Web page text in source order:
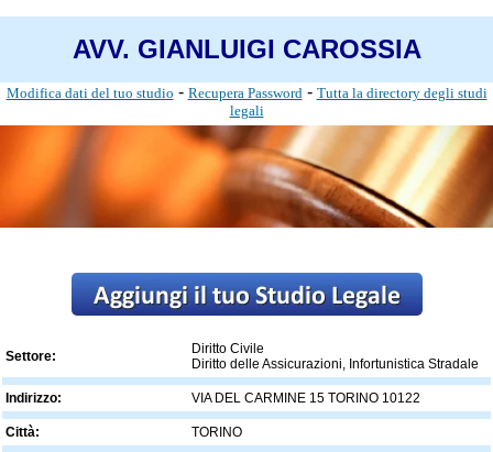
AVV. GIANLUIGI CAROSSIA
Modifica dati del tuo studio - Recupera Password - Tutta la directory degli studi
legali
Settore:
Diritto Civile
Diritto delle Assicurazioni, Infortunistica Stradale
Indirizzo: VIA DEL CARMINE 15 TORINO 10122
Città: TORINO